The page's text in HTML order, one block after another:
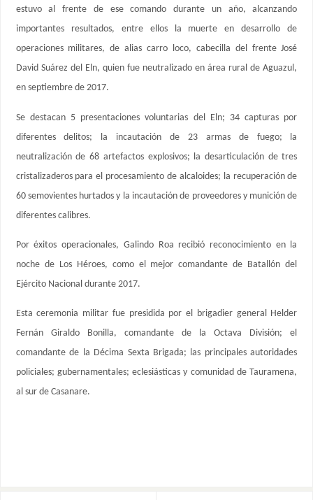
estuvo al frente de ese comando durante un año, alcanzando
importantes resultados, entre ellos la muerte en desarrollo de
operaciones militares, de alias carro loco, cabecilla del frente José
David Suárez del Eln, quien fue neutralizado en área rural de Aguazul,
en septiembre de 2017.
Se destacan 5 presentaciones voluntarias del Eln; 34 capturas por
diferentes delitos; la incautación de 23 armas de fuego; la
neutralización de 68 artefactos explosivos; la desarticulación de tres
cristalizaderos para el procesamiento de alcaloides; la recuperación de
60 semovientes hurtados y la incautación de proveedores y munición de
diferentes calibres.
Por éxitos operacionales, Galindo Roa recibió reconocimiento en la
noche de Los Héroes, como el mejor comandante de Batallón del
Ejército Nacional durante 2017.
Esta ceremonia militar fue presidida por el brigadier general Helder
Fernán Giraldo Bonilla, comandante de la Octava División; el
comandante de la Décima Sexta Brigada; las principales autoridades
policiales; gubernamentales; eclesiásticas y comunidad de Tauramena,
al sur de Casanare.